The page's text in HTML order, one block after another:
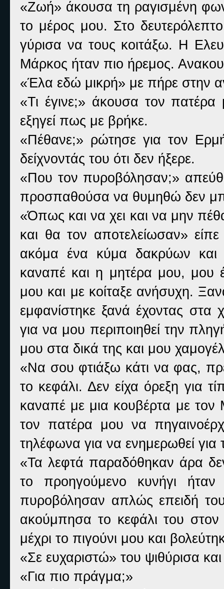
«Ζωή» άκουσα τη ραγισμένη
το μέρος μου. Στο
γύρισα να τους κοιτάξω. Η
Μάρκος ήταν πιο ήρεμος.
«Έλα εδώ μικρή» με πήρε στην
«Τι έγινε;» άκουσα τον
εξηγεί πως με βρήκε.
«Πέθανε;» ρώτησε για τον
δείχνοντάς του ότι δεν ήξερε.
«Που τον πυροβόλησαν;»
προσπαθούσα να θυμηθώ δεν
«Όπως και να χει και να μην
και θα τον αποτελείωσαν»
ακόμα ένα κύμα δακρύων
καναπέ και η μητέρα μου, μου
μου και με κοίταξε ανήσυχη.
εμφανίστηκε ξανά έχοντας στα
για να μου περιποιηθεί την
μου στα δικά της και μου
«Να σου φτιάξω κάτι να φας,
το κεφάλι. Δεν είχα όρεξη για
καναπέ με μια κουβέρτα με τον
τον πατέρα μου να
τηλέφωνα για να ενημερωθεί
«Τα λεφτά παραδόθηκαν άρα
το προηγούμενο κυνήγι
πυροβόλησαν απλώς επειδή
ακούμπησα το κεφάλι του
μέχρι το πιγούνι μου και
«Σε ευχαριστώ» του ψιθύρισα
«Για πιο πράγμα;»